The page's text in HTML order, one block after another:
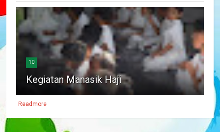
10
Kegiatan Manasik Haji
Readmore